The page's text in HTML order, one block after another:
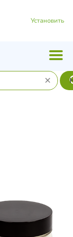
Установить